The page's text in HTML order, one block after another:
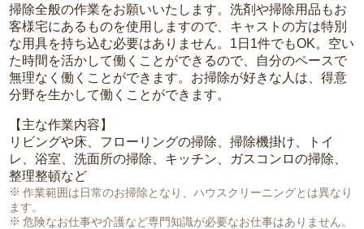
掃除全般の作業をお願いいたします。洗剤や掃除用品もお
客様宅にあるものを使用しますので、キャストの方は特別
な用具を持ち込む必要はありません。1日1件でもOK。空い
た時間を活かして働くことができるので、自分のペースで
無理なく働くことができます。お掃除が好きな人は、得意
分野を生かして働くことができます。
【主な作業内容】
リビングや床、フローリングの掃除、掃除機掛け、トイ
レ、浴室、洗面所の掃除、キッチン、ガスコンロの掃除、
整理整頓など
作業範囲は日常のお掃除となり、ハウスクリーニングとは異なり
ます。
危険なお仕事や介護など専門知識が必要なお仕事はありません。